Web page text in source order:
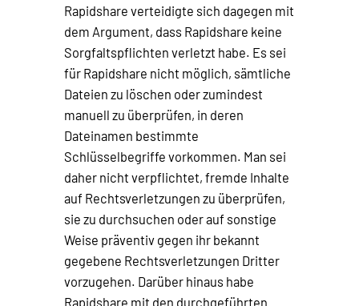
Rapidshare verteidigte sich dagegen mit
dem Argument, dass Rapidshare keine
Sorgfaltspflichten verletzt habe. Es sei
für Rapidshare nicht möglich, sämtliche
Dateien zu löschen oder zumindest
manuell zu überprüfen, in deren
Dateinamen bestimmte
Schlüsselbegriffe vorkommen. Man sei
daher nicht verpflichtet, fremde Inhalte
auf Rechtsverletzungen zu überprüfen,
sie zu durchsuchen oder auf sonstige
Weise präventiv gegen ihr bekannt
gegebene Rechtsverletzungen Dritter
vorzugehen. Darüber hinaus habe
Rapidshare mit den durchgeführten